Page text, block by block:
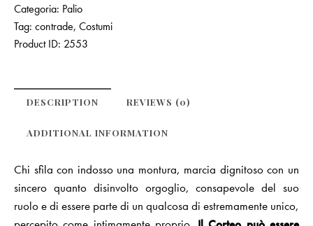
Categoria: Palio
Tag: contrade, Costumi
Product ID: 2553
DESCRIPTION REVIEWS (0)
ADDITIONAL INFORMATION
Chi sfila con indosso una montura, marcia dignitoso con un
sincero quanto disinvolto orgoglio, consapevole del suo
ruolo e di essere parte di un qualcosa di estremamente unico,